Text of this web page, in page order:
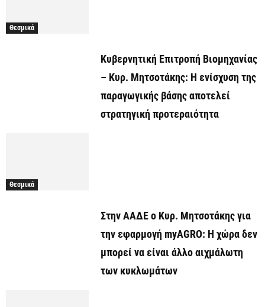
Θεσμικά
Κυβερνητική Επιτροπή Βιομηχανίας
– Κυρ. Μητσοτάκης: Η ενίσχυση της
παραγωγικής βάσης αποτελεί
στρατηγική προτεραιότητα
Θεσμικά
Στην ΑΑΔΕ ο Κυρ. Μητσοτάκης για
την εφαρμογή myAGRO: Η χώρα δεν
μπορεί να είναι άλλο αιχμάλωτη
των κυκλωμάτων